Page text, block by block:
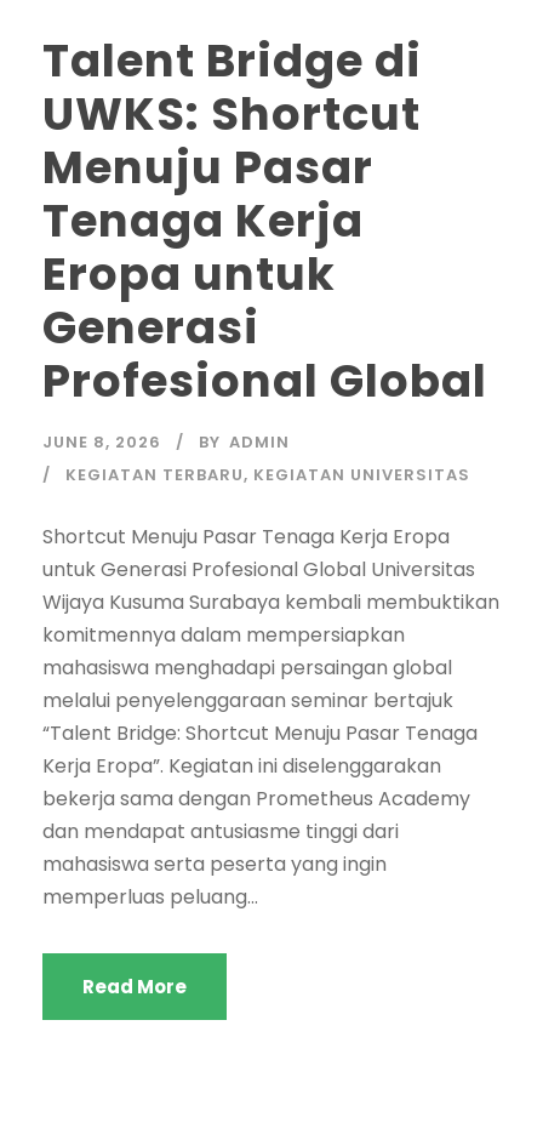
Talent Bridge di
UWKS: Shortcut
Menuju Pasar
Tenaga Kerja
Eropa untuk
Generasi
Profesional Global
JUNE 8, 2026 BY ADMIN
KEGIATAN TERBARU, KEGIATAN UNIVERSITAS
Shortcut Menuju Pasar Tenaga Kerja Eropa
untuk Generasi Profesional Global Universitas
Wijaya Kusuma Surabaya kembali membuktikan
komitmennya dalam mempersiapkan
mahasiswa menghadapi persaingan global
melalui penyelenggaraan seminar bertajuk
“Talent Bridge: Shortcut Menuju Pasar Tenaga
Kerja Eropa”. Kegiatan ini diselenggarakan
bekerja sama dengan Prometheus Academy
dan mendapat antusiasme tinggi dari
mahasiswa serta peserta yang ingin
memperluas peluang...
Read More